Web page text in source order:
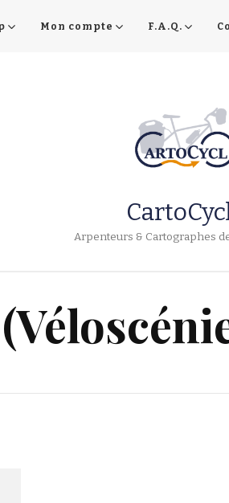
Mon compte F.A.Q.
Arpenteurs & Cartographes